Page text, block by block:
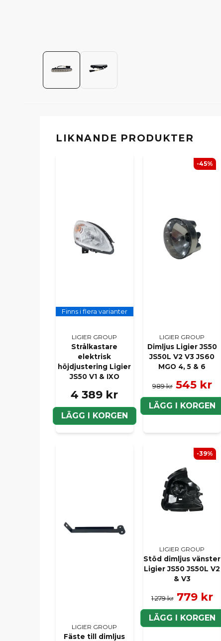
LIKNANDE PRODUKTER
Finns i flera varianter
LIGIER GROUP
Strålkastare
elektrisk
höjdjustering Ligier
JS50 V1 & IXO
4 389 kr
LÄGG I KORGEN
LIGIER GROUP
Dimljus Ligier JS50
JS50L V2 V3 JS60
MGO 4, 5 & 6
989 kr 545 kr
LÄGG I KORGEN
-45%
LIGIER GROUP
Fäste till dimljus
LIGIER GROUP
Stöd dimljus vänster
Ligier JS50 JS50L V2
& V3
1 279 kr 779 kr
LÄGG I KORGEN
-39%